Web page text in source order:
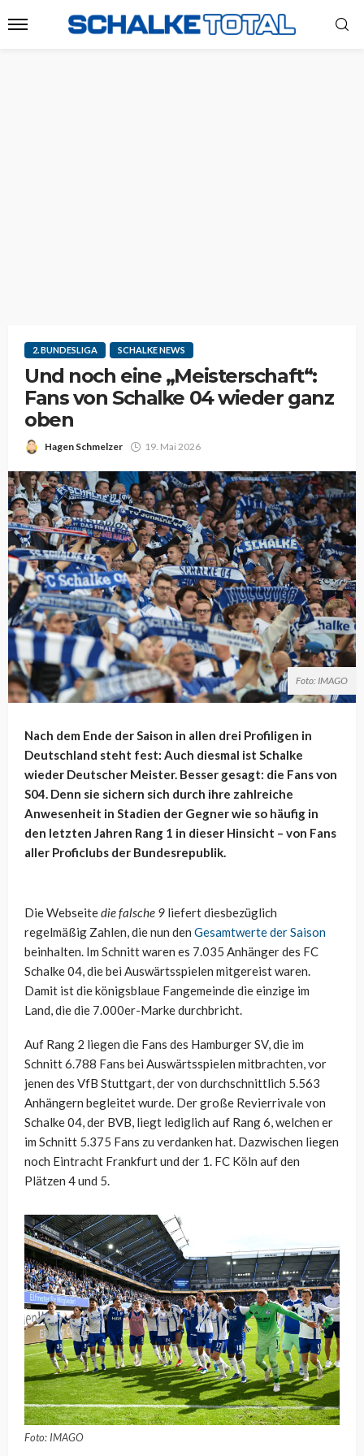
2. BUNDESLIGA SCHALKE NEWS
Und noch eine „Meisterschaft“:
Fans von Schalke 04 wieder ganz
oben
Hagen Schmelzer 19. Mai 2026
Foto: IMAGO
Nach dem Ende der Saison in allen drei Profiligen in
Deutschland steht fest: Auch diesmal ist Schalke
wieder Deutscher Meister. Besser gesagt: die Fans von
S04. Denn sie sichern sich durch ihre zahlreiche
Anwesenheit in Stadien der Gegner wie so häufig in
den letzten Jahren Rang 1 in dieser Hinsicht – von Fans
aller Proficlubs der Bundesrepublik.
Die Webseitedie falsche 9 liefert diesbezüglich
regelmäßig Zahlen, die nun den Gesamtwerte der Saison
beinhalten. Im Schnitt waren es 7.035 Anhänger des FC
Schalke 04, die bei Auswärtsspielen mitgereist waren.
Damit ist die königsblaue Fangemeinde die einzige im
Land, die die 7.000er-Marke durchbricht.
Auf Rang 2 liegen die Fans des Hamburger SV, die im
Schnitt 6.788 Fans bei Auswärtsspielen mitbrachten, vor
jenen des VfB Stuttgart, der von durchschnittlich 5.563
Anhängern begleitet wurde. Der große Revierrivale von
Schalke 04, der BVB, liegt lediglich auf Rang 6, welchen er
im Schnitt 5.375 Fans zu verdanken hat. Dazwischen liegen
noch Eintracht Frankfurt und der 1. FC Köln auf den
Plätzen 4 und 5.
Foto: IMAGO